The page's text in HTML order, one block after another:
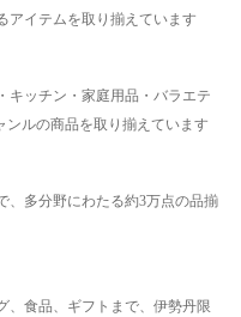
アイテムを取り揃えています
キッチン・家庭用品・バラエテ
ルの商品を取り揃えています
、多分野にわたる約3万点の品揃
、食品、ギフトまで、伊勢丹限